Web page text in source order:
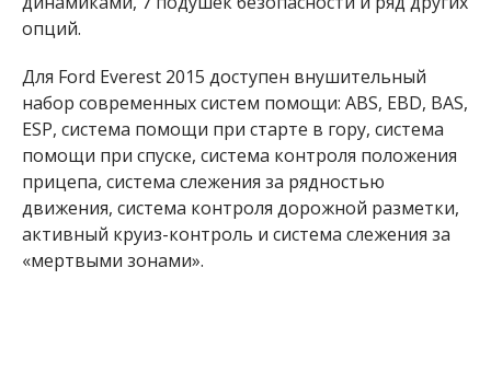
опций.
Для Ford Everest 2015 доступен внушительный
набор современных систем помощи: ABS, EBD, BAS,
ESP, система помощи при старте в гору, система
помощи при спуске, система контроля положения
прицепа, система слежения за рядностью
движения, система контроля дорожной разметки,
активный круиз-контроль и система слежения за
«мертвыми зонами».